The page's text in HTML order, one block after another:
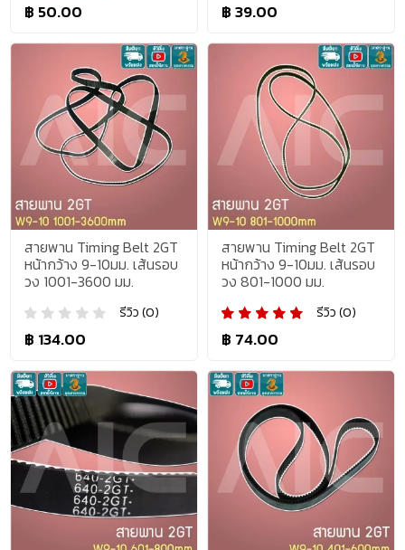
฿ 50.00 ฿ 39.00
สายพาน Timing Belt 2GT
หน้ากว้าง 9-10มม. เส้นรอบ
วง 1001-3600 มม.
รีวิว (0)
฿ 134.00
สายพาน Timing Belt 2GT
หน้ากว้าง 9-10มม. เส้นรอบ
วง 801-1000 มม.
รีวิว (0)
฿ 74.00